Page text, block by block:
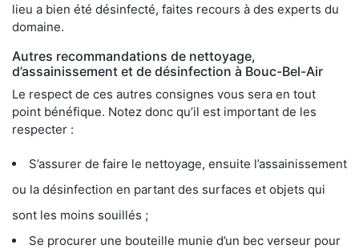
lieu a bien été désinfecté, faites recours à des experts du
domaine.
Autres recommandations de nettoyage,
d’assainissement et de désinfection à Bouc-Bel-Air
Le respect de ces autres consignes vous sera en tout
point bénéfique. Notez donc qu’il est important de les
respecter :
S’assurer de faire le nettoyage, ensuite l’assainissement
ou la désinfection en partant des surfaces et objets qui
sont les moins souillés ;
Se procurer une bouteille munie d’un bec verseur pour